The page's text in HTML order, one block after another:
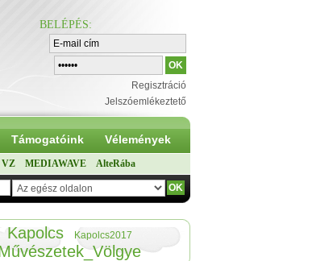
BELÉPÉS:
Regisztráció
Jelszóemlékeztető
Támogatóink Vélemények
VZ MEDIAWAVE AlteRába
Kapolcs Kapolcs2017